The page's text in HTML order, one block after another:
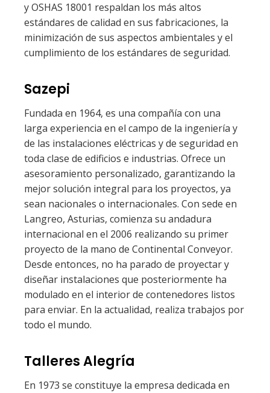
y OSHAS 18001 respaldan los más altos
estándares de calidad en sus fabricaciones, la
minimización de sus aspectos ambientales y el
cumplimiento de los estándares de seguridad.
Sazepi
Fundada en 1964, es una compañía con una
larga experiencia en el campo de la ingeniería y
de las instalaciones eléctricas y de seguridad en
toda clase de edificios e industrias. Ofrece un
asesoramiento personalizado, garantizando la
mejor solución integral para los proyectos, ya
sean nacionales o internacionales. Con sede en
Langreo, Asturias, comienza su andadura
internacional en el 2006 realizando su primer
proyecto de la mano de Continental Conveyor.
Desde entonces, no ha parado de proyectar y
diseñar instalaciones que posteriormente ha
modulado en el interior de contenedores listos
para enviar. En la actualidad, realiza trabajos por
todo el mundo.
Talleres Alegría
En 1973 se constituye la empresa dedicada en